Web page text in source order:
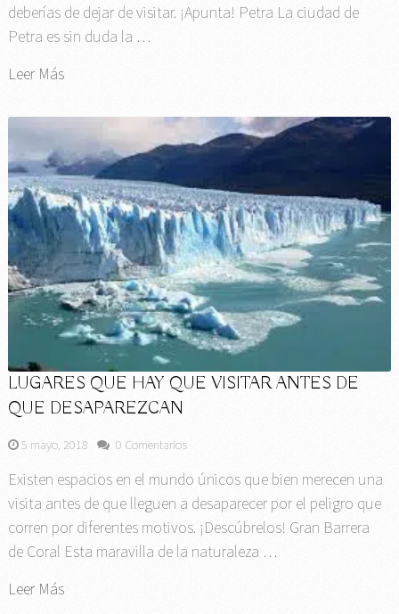
deberías de dejar de visitar. ¡Apunta! Petra La ciudad de
Petra es sin duda la …
Leer Más
LUGARES QUE HAY QUE VISITAR ANTES DE
QUE DESAPAREZCAN
5 mayo, 2018 0 Comentarios
Existen espacios en el mundo únicos que bien merecen una
visita antes de que lleguen a desaparecer por el peligro que
corren por diferentes motivos. ¡Descúbrelos! Gran Barrera
de Coral Esta maravilla de la naturaleza …
Leer Más